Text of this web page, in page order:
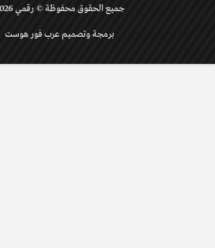
جميع الحقوق محفوظة © رقمي 2026
برمجة وتصميم عرب فور هوست